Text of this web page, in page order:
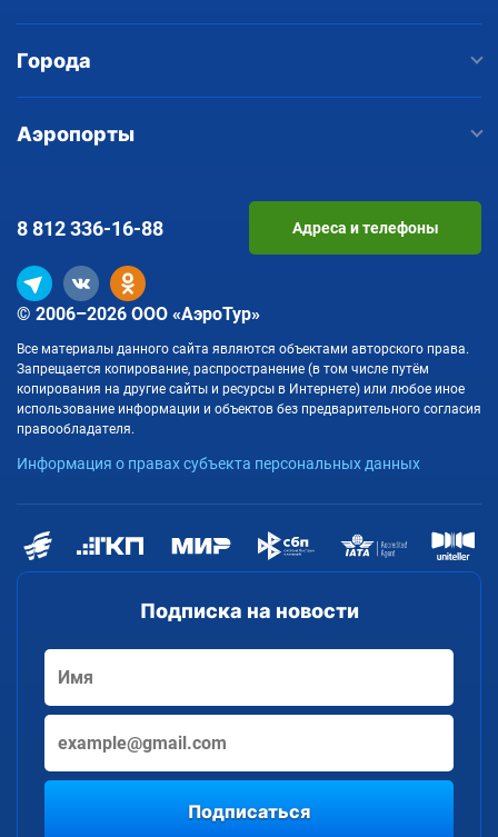
Города
Аэропорты
Подписка на новости
Подписаться
© 2006–2026 ООО «АэроТур»
Все материалы данного сайта являются объектами авторского права.
Запрещается копирование, распространение (в том числе путём
копирования на другие сайты и ресурсы в Интернете) или любое иное
использование информации и объектов без предварительного согласия
правообладателя.
Информация о правах субъекта персональных данных
8 812336-16-88 Адреса и телефоны